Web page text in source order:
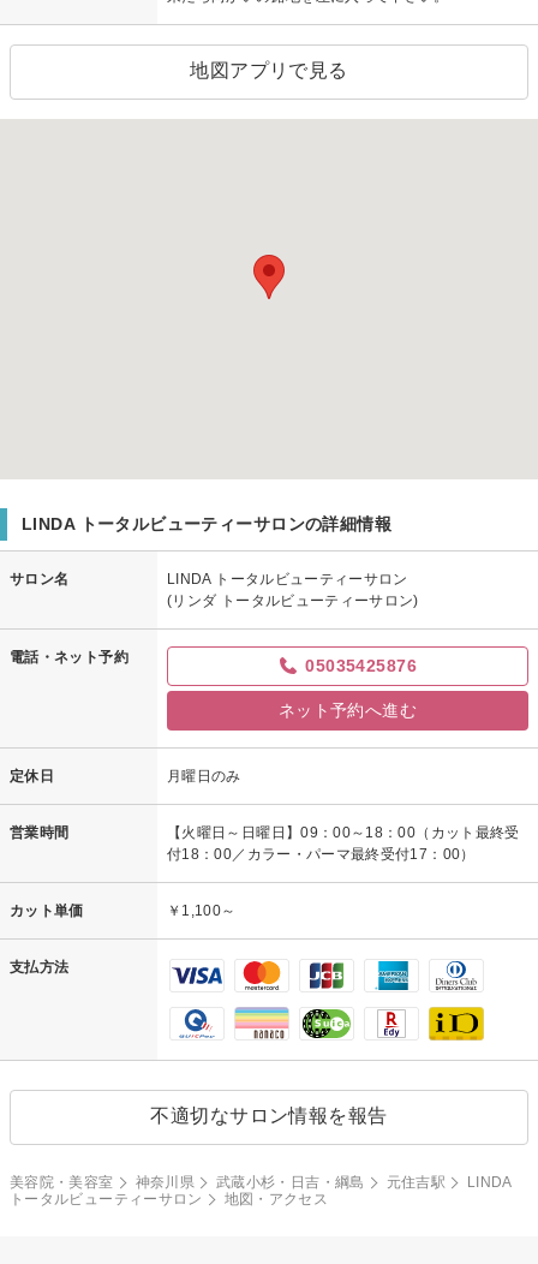
地図アプリで見る
LINDA トータルビューティーサロンの詳細情報
サロン名
LINDA トータルビューティーサロン
(リンダ トータルビューティーサロン)
電話・ネット予約 05035425876
ネット予約へ進む
定休日 月曜日のみ
営業時間
【火曜日～日曜日】09：00～18：00（カット最終受
付18：00／カラー・パーマ最終受付17：00）
カット単価 ￥1,100～
支払方法
不適切なサロン情報を報告
美容院・美容室 神奈川県 武蔵小杉・日吉・綱島 元住吉駅
LINDA
トータルビューティーサロン
地図・アクセス